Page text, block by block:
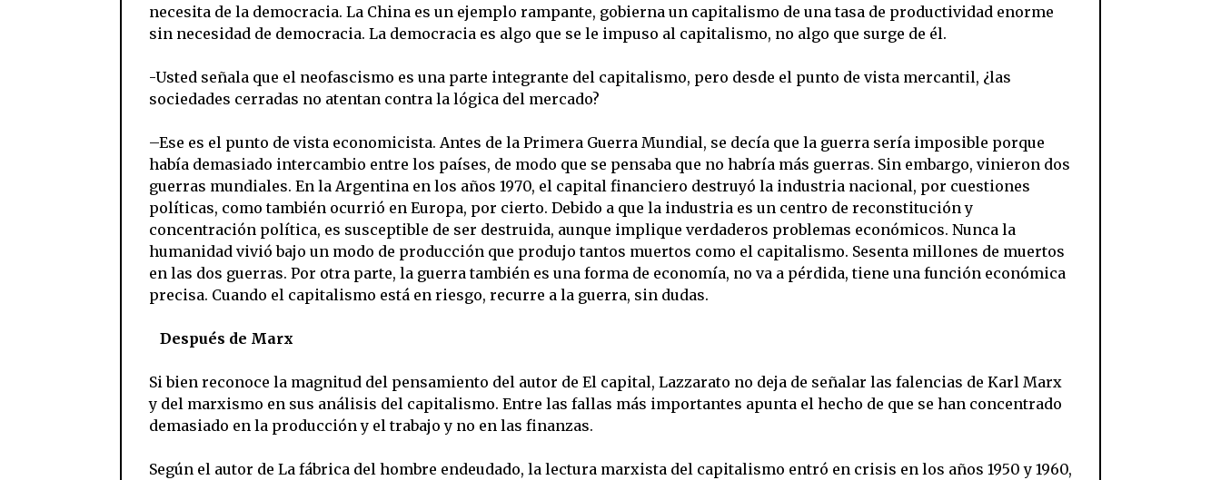
necesita de la democracia. La China es un ejemplo rampante, gobierna un capitalismo de una tasa de productividad enorme
sin necesidad de democracia. La democracia es algo que se le impuso al capitalismo, no algo que surge de él.
-Usted señala que el neofascismo es una parte integrante del capitalismo, pero desde el punto de vista mercantil, ¿las
sociedades cerradas no atentan contra la lógica del mercado?
–Ese es el punto de vista economicista. Antes de la Primera Guerra Mundial, se decía que la guerra sería imposible porque
había demasiado intercambio entre los países, de modo que se pensaba que no habría más guerras. Sin embargo, vinieron dos
guerras mundiales. En la Argentina en los años 1970, el capital financiero destruyó la industria nacional, por cuestiones
políticas, como también ocurrió en Europa, por cierto. Debido a que la industria es un centro de reconstitución y
concentración política, es susceptible de ser destruida, aunque implique verdaderos problemas económicos. Nunca la
humanidad vivió bajo un modo de producción que produjo tantos muertos como el capitalismo. Sesenta millones de muertos
en las dos guerras. Por otra parte, la guerra también es una forma de economía, no va a pérdida, tiene una función económica
precisa. Cuando el capitalismo está en riesgo, recurre a la guerra, sin dudas.
Después de Marx
Si bien reconoce la magnitud del pensamiento del autor de El capital, Lazzarato no deja de señalar las falencias de Karl Marx
y del marxismo en sus análisis del capitalismo. Entre las fallas más importantes apunta el hecho de que se han concentrado
demasiado en la producción y el trabajo y no en las finanzas.
Según el autor de La fábrica del hombre endeudado, la lectura marxista del capitalismo entró en crisis en los años 1950 y 1960,